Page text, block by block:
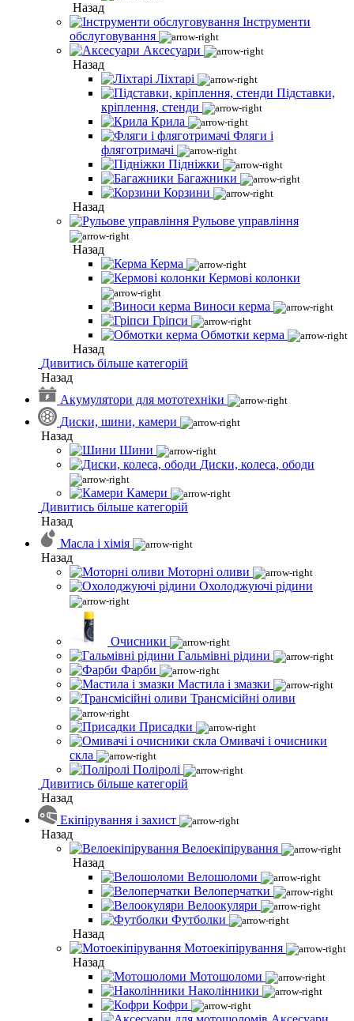
Назад
Інструменти
обслуговування
Аксесуари
Назад
Ліхтарі
Підставки,
кріплення, стенди
Крила
Фляги і
фляготримачі
Підніжки
Багажники
Корзини
Назад
Рульове управління
Назад
Керма
Кермові колонки
Виноси керма
Гріпси
Обмотки керма
Назад
Дивитись більше категорій
Назад
Акумулятори для мототехніки
Диски, шини, камери
Назад
Шини
Диски, колеса, ободи
Камери
Дивитись більше категорій
Назад
Масла і хімія
Назад
Моторні оливи
Охолоджуючі рідини
Очисники
Гальмівні рідини
Фарби
Мастила і змазки
Трансмісійні оливи
Присадки
Омивачі і очисники
скла
Поліролі
Дивитись більше категорій
Назад
Екіпірування і захист
Назад
Велоекіпірування
Назад
Велошоломи
Велоперчатки
Велоокуляри
Футболки
Назад
Мотоекіпірування
Назад
Мотошоломи
Наколінники
Кофри